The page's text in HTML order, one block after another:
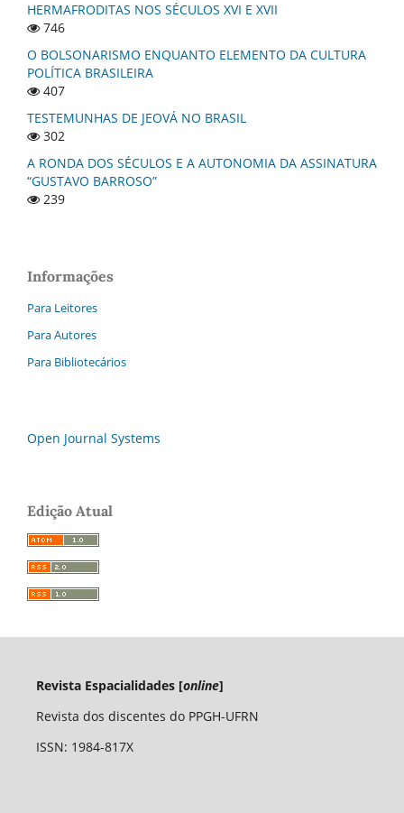
HERMAFRODITAS NOS SÉCULOS XVI E XVII
746
O BOLSONARISMO ENQUANTO ELEMENTO DA CULTURA
POLÍTICA BRASILEIRA
407
TESTEMUNHAS DE JEOVÁ NO BRASIL
302
A RONDA DOS SÉCULOS E A AUTONOMIA DA ASSINATURA
“GUSTAVO BARROSO”
239
Informações
Para Leitores
Para Autores
Para Bibliotecários
Open Journal Systems
Edição Atual
Revista Espacialidades [online]
Revista dos discentes do PPGH-UFRN
ISSN: 1984-817X